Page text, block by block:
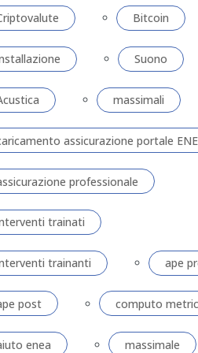
Bitcoin
Suono
massimali
assicurazione portale
professionale
trainati
trainanti ape
post computo
enea massimale